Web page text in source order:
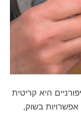
היא קריטית
בשוק,